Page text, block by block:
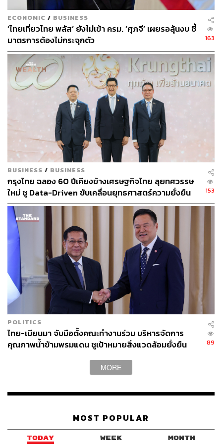
ECONOMIC / BUSINESS
‘ไทยเที่ยวไทย พลัส’ ยังไม่เข้า ครม. ‘ศุภจี’ เผยรอลุ้นงบ ชี้
มาตรการต้องไม่กระจุกตัว
163
BUSINESS / BUSINESS
กรุงไทย ฉลอง 60 ปีเคียงข้างเศรษฐกิจไทย ลุยทศวรรษ
ใหม่ ชู Data-Driven ขับเคลื่อนยุทธศาสตร์ความยั่งยืน
153
POLITICS
ไทย-เมียนมา จับมือตั้งคณะทำงานร่วม บริหารจัดการ
คุณภาพน้ำข้ามพรมแดน ชูเป้าหมายสิ่งแวดล้อมยั่งยืน
89
MORE
MOST POPULAR
TODAY WEEK MONTH